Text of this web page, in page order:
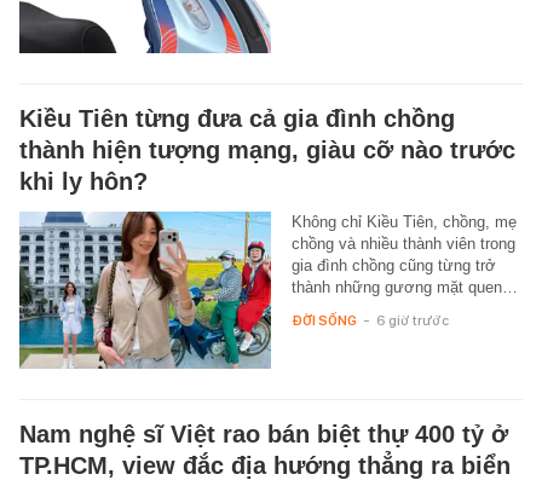
Kiều Tiên từng đưa cả gia đình chồng
thành hiện tượng mạng, giàu cỡ nào trước
khi ly hôn?
Không chỉ Kiều Tiên, chồng, mẹ
chồng và nhiều thành viên trong
gia đình chồng cũng từng trở
thành những gương mặt quen…
ĐỜI SỐNG - 6 giờ trước
Nam nghệ sĩ Việt rao bán biệt thự 400 tỷ ở
TP.HCM, view đắc địa hướng thẳng ra biển